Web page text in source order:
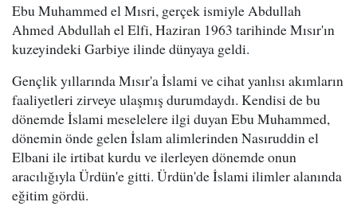
Ebu Muhammed el Mısri, gerçek ismiyle Abdullah
Ahmed Abdullah el Elfi, Haziran 1963 tarihinde Mısır'ın
kuzeyindeki Garbiye ilinde dünyaya geldi.
Gençlik yıllarında Mısır'a İslami ve cihat yanlısı akımların
faaliyetleri zirveye ulaşmış durumdaydı. Kendisi de bu
dönemde İslami meselelere ilgi duyan Ebu Muhammed,
dönemin önde gelen İslam alimlerinden Nasıruddin el
Elbani ile irtibat kurdu ve ilerleyen dönemde onun
aracılığıyla Ürdün'e gitti. Ürdün'de İslami ilimler alanında
eğitim gördü.